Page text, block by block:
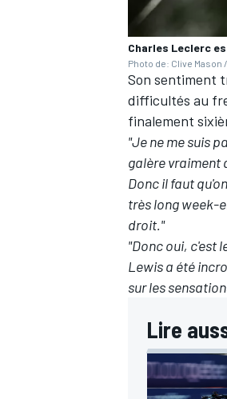
AUTRES
Charles Leclerc
Photo de: Clive Mason
Son sentiment
difficultés au
finalement
"Je ne me suis
galère vraiment
Donc il faut
très long week-
droit."
"Donc oui, c'est
Lewis a été
sur les
Lire